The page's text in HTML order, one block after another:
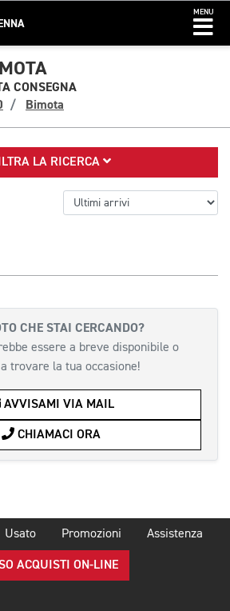
MENU
CONSEGNA
Bimota
LA RICERCA
CHE STAI CERCANDO?
essere a breve disponibile o
trovare la tua occasione!
AVVISAMI VIA MAIL
CHIAMACI ORA
Usato Promozioni Assistenza
ACQUISTI ON-LINE